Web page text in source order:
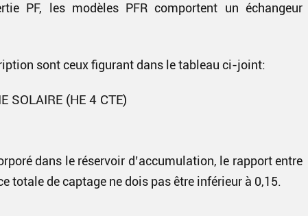
PF, les modèles PFR comportent un échangeur
sont ceux figurant dans le tableau ci-joint:
SOLAIRE (HE 4 CTE)
dans le réservoir d’accumulation, le rapport entre
totale de captage ne dois pas être inférieur à 0,15.